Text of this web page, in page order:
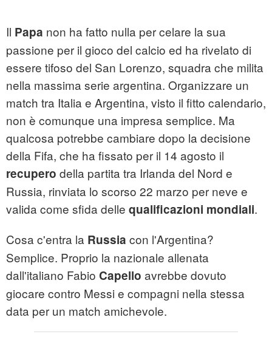
Il Papa non ha fatto nulla per celare la sua
passione per il gioco del calcio ed ha rivelato di
essere tifoso del San Lorenzo, squadra che milita
nella massima serie argentina. Organizzare un
match tra Italia e Argentina, visto il fitto calendario,
non è comunque una impresa semplice. Ma
qualcosa potrebbe cambiare dopo la decisione
della Fifa, che ha fissato per il 14 agosto il
recupero della partita tra Irlanda del Nord e
Russia, rinviata lo scorso 22 marzo per neve e
valida come sfida delle qualificazioni mondiali.
Cosa c'entra la Russia con l'Argentina?
Semplice. Proprio la nazionale allenata
dall'italiano Fabio Capello avrebbe dovuto
giocare contro Messi e compagni nella stessa
data per un match amichevole.